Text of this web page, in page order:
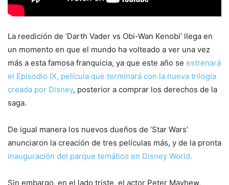
La reedición de ‘Darth Vader vs Obi-Wan Kenobi’ llega en
un momento en que el mundo ha volteado a ver una vez
más a esta famosa franquicia, ya que este año se estrenará
el Episodio IX, película que terminará con la nueva trilogía
creada por Disney, posterior a comprar los derechos de la
saga.
De igual manera los nuevos dueños de ‘Star Wars’
anunciaron la creación de tres películas más, y de la pronta
inauguración del parque temático en Disney World.
Sin embargo, en el lado triste, el actor Peter Mayhew,